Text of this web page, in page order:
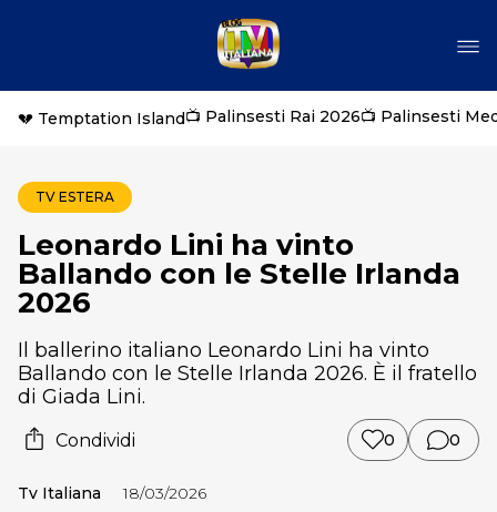
💔 Temptation Island📺 Palinsesti Rai 2026📺 Palinsesti
TV ESTERA
Leonardo Lini ha vinto
Ballando con le Stelle Irlanda
2026
Il ballerino italiano Leonardo Lini ha vinto
Ballando con le Stelle Irlanda 2026. È il fratello
di Giada Lini.
Condividi 0 0
Tv Italiana 18/03/2026